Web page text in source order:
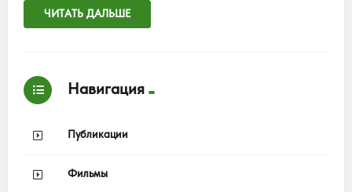
ЧИТАТЬ ДАЛЬШЕ
Навигация
Публикации
Фильмы